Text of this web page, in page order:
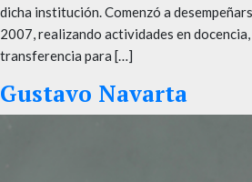
dicha institución. Comenzó a
2007, realizando actividades en
transferencia para […]
Gustavo Navarta